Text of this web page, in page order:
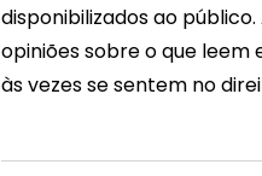
disponibilizados ao
opiniões sobre o que
às vezes se sentem no